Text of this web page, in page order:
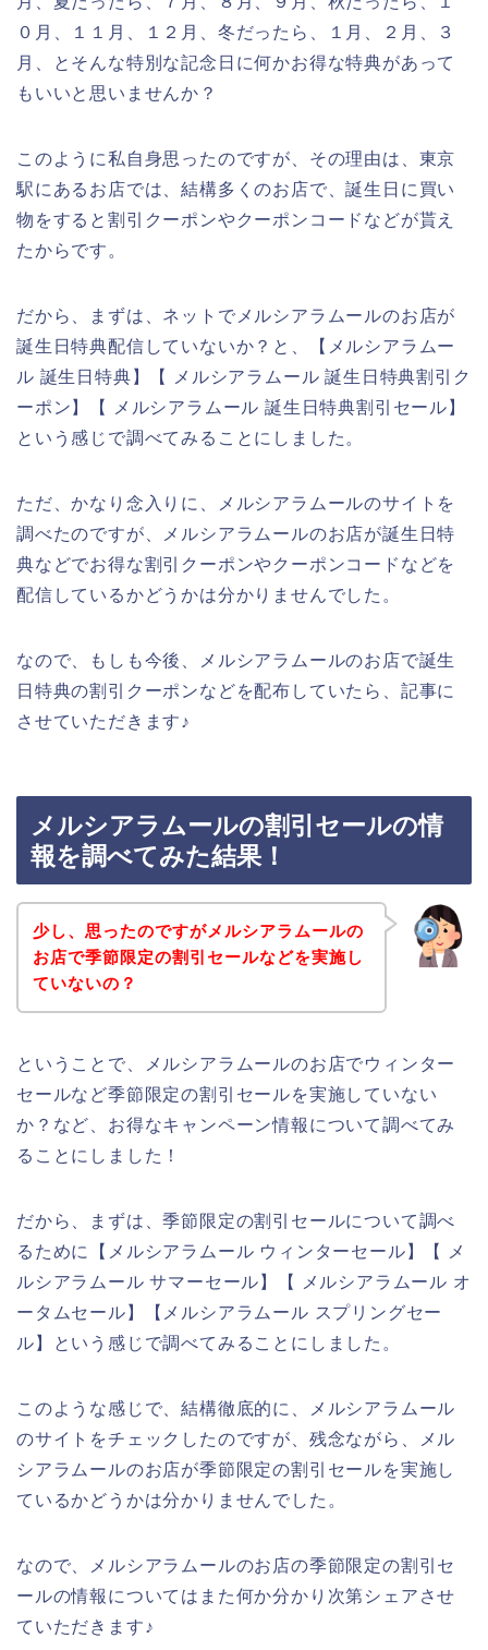
０月、１１月、１２月、冬だったら、１月、２月、３
月、とそんな特別な記念日に何かお得な特典があって
もいいと思いませんか？
このように私自身思ったのですが、その理由は、東京
駅にあるお店では、結構多くのお店で、誕生日に買い
物をすると割引クーポンやクーポンコードなどが貰え
たからです。
だから、まずは、ネットでメルシアラムールのお店が
誕生日特典配信していないか？と、【メルシアラムー
ル 誕生日特典】【 メルシアラムール 誕生日特典割引ク
ーポン】【 メルシアラムール 誕生日特典割引セール】
という感じで調べてみることにしました。
ただ、かなり念入りに、メルシアラムールのサイトを
調べたのですが、メルシアラムールのお店が誕生日特
典などでお得な割引クーポンやクーポンコードなどを
配信しているかどうかは分かりませんでした。
なので、もしも今後、メルシアラムールのお店で誕生
日特典の割引クーポンなどを配布していたら、記事に
させていただきます♪
メルシアラムールの割引セールの情
報を調べてみた結果！
少し、思ったのですがメルシアラムールの
お店で季節限定の割引セールなどを実施し
ていないの？
ということで、メルシアラムールのお店でウィンター
セールなど季節限定の割引セールを実施していない
か？など、お得なキャンペーン情報について調べてみ
ることにしました！
だから、まずは、季節限定の割引セールについて調べ
るために【メルシアラムール ウィンターセール】【 メ
ルシアラムール サマーセール】【 メルシアラムール オ
ータムセール】【メルシアラムール スプリングセー
ル】という感じで調べてみることにしました。
このような感じで、結構徹底的に、メルシアラムール
のサイトをチェックしたのですが、残念ながら、メル
シアラムールのお店が季節限定の割引セールを実施し
ているかどうかは分かりませんでした。
なので、メルシアラムールのお店の季節限定の割引セ
ールの情報についてはまた何か分かり次第シェアさせ
ていただきます♪